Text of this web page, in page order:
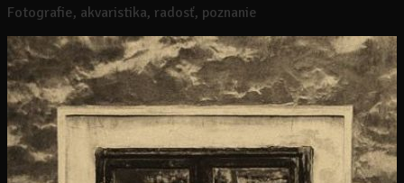
Fotografie, akvaristika, radosť, poznanie